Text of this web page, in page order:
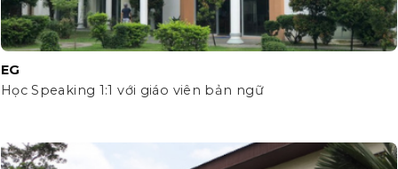
EG
Học Speaking 1:1 với giáo viên bản ngữ